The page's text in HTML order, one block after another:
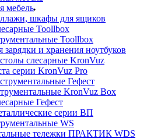
мебель
шкафы для ящиков
Toollbox
Toollbox
зарядки и хранения ноутбуков
слесарные KronVuz
серии KronVuz Pro
Гефест
KronVuz Box
Гефест
серии ВП
WS
тележки ПРАКТИК WDS